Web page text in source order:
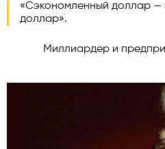
«Сэкономленный доллар —
доллар».
Миллиардер и